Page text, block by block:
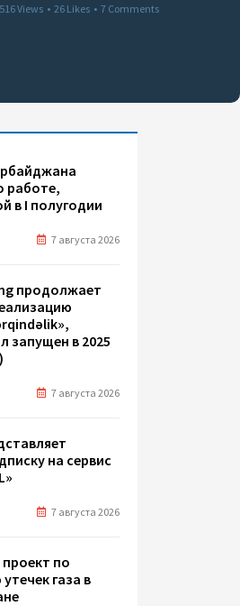
516 Views • 26 Likes • 7 Comments
работе,
в I полугодии
7 августа 2026
продолжает
запущен в 2025
7 августа 2026
на сервис
7 августа 2026
по
газа в